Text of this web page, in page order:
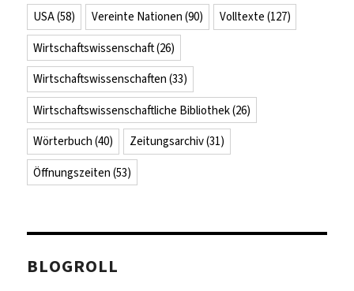
USA(58) Vereinte Nationen (90) Volltexte (127)
Wirtschaftswissenschaft(26)
Wirtschaftswissenschaften (33)
Wirtschaftswissenschaftliche Bibliothek(26)
Wörterbuch (40) Zeitungsarchiv(31)
Öffnungszeiten (53)
BLOGROLL